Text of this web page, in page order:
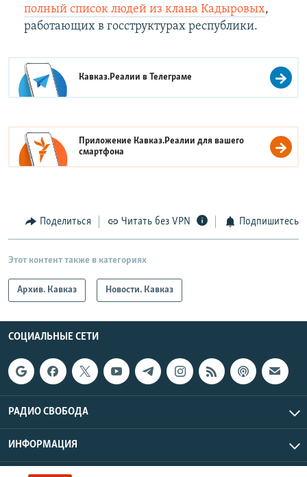
полный список людей из клана Кадыровых,
работающих в госструктурах республики.
Кавказ.Реалии вТелеграме
Приложение Кавказ.Реалии для вашего
смартфона
Поделиться Читать без VPN Подпишитесь
Этот контент также в категориях
Архив. Кавказ Новости. Кавказ
СОЦИАЛЬНЫЕ СЕТИ
РАДИО СВОБОДА
ИНФОРМАЦИЯ